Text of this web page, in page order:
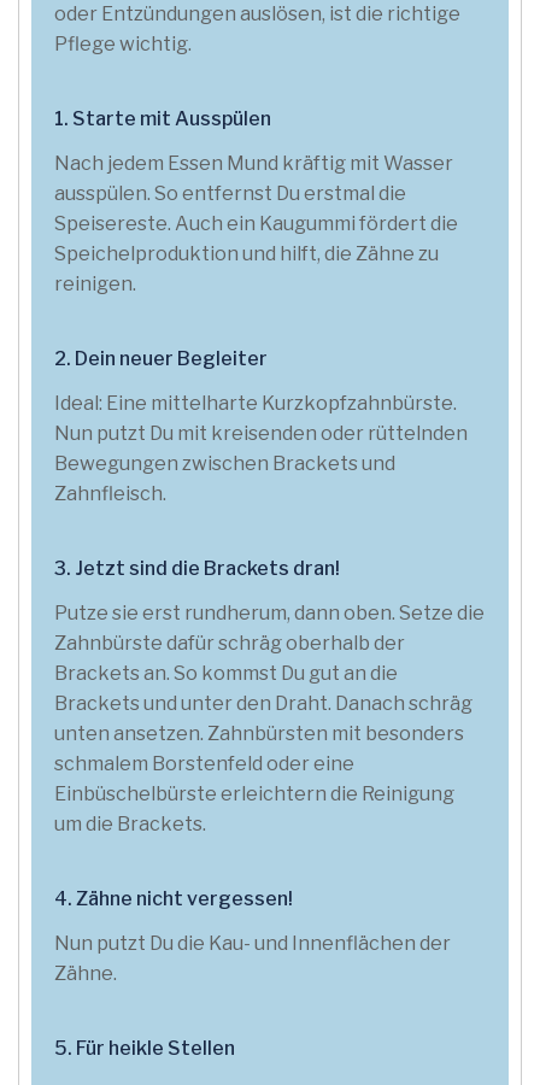
oder Entzündungen auslösen, ist die richtige
Pflege wichtig.
1. Starte mit Ausspülen
Nach jedem Essen Mund kräftig mit Wasser
ausspülen. So entfernst Du erstmal die
Speisereste. Auch ein Kaugummi fördert die
Speichelproduktion und hilft, die Zähne zu
reinigen.
2. Dein neuer Begleiter
Ideal: Eine mittelharte Kurzkopfzahnbürste.
Nun putzt Du mit kreisenden oder rüttelnden
Bewegungen zwischen Brackets und
Zahnfleisch.
3. Jetzt sind die Brackets dran!
Putze sie erst rundherum, dann oben. Setze die
Zahnbürste dafür schräg oberhalb der
Brackets an. So kommst Du gut an die
Brackets und unter den Draht. Danach schräg
unten ansetzen. Zahnbürsten mit besonders
schmalem Borstenfeld oder eine
Einbüschelbürste erleichtern die Reinigung
um die Brackets.
4. Zähne nicht vergessen!
Nun putzt Du die Kau- und Innenflächen der
Zähne.
5. Für heikle Stellen